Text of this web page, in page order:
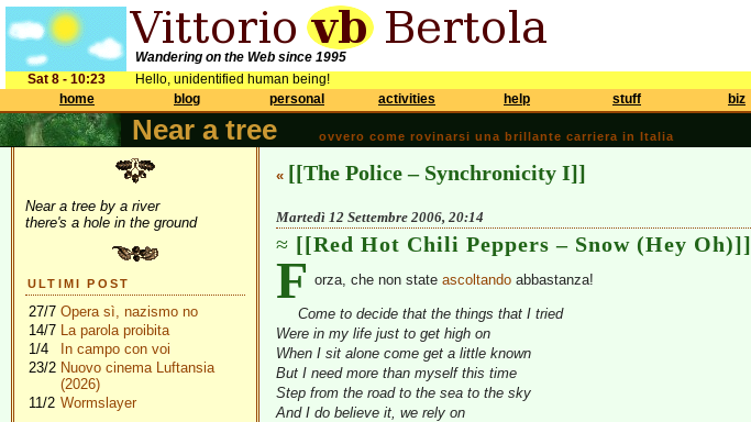
Wandering on the Web since 1995
Sat 8 - 10:23
Hello, unidentified human being!
home
blog personal activities help stuff biz
Near a tree ovvero come rovinarsi una brillante carriera in Italia
Near a tree by a river
there's a hole in the ground
ULTIMI POST
27/7 Opera sì, nazismo no
14/7 La parola proibita
1/4
In campo con voi
23/2 Nuovo cinema Luftansia
(2026)
11/2 Wormslayer
« [[The Police – Synchronicity I]]
Martedì 12 Settembre 2006, 20:14
[[Red Hot Chili Peppers – Snow (Hey Oh)]]
F orza, che non state ascoltando abbastanza!
Come to decide that the things that I tried
Were in my life just to get high on
When I sit alone come get a little known
But I need more than myself this time
Step from the road to the sea to the sky
And I do believe it, we rely on